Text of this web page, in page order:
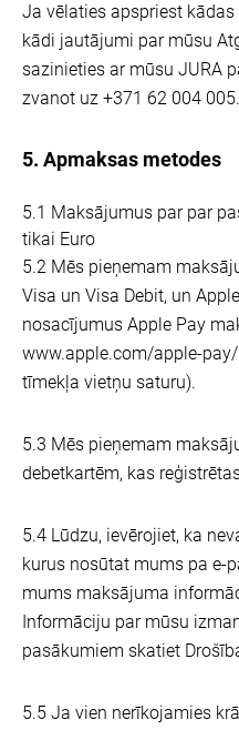
Ja vēlaties apspriest
kādi jautājumi par mūsu
sazinieties ar mūsu JURA
zvanot uz +371 62 004 005.
5. Apmaksas metodes
5.1 Maksājumus par par
tikai Euro
5.2 Mēs pieņemam
Visa un Visa Debit, un
nosacījumus Apple Pay
www.apple.com/apple-
tīmekļa vietņu saturu).
5.3 Mēs pieņemam
debetkartēm, kas
5.4 Lūdzu, ievērojiet, ka
kurus nosūtat mums pa e-
mums maksājuma
Informāciju par mūsu
pasākumiem skatiet
5.5 Ja vien nerīkojamies